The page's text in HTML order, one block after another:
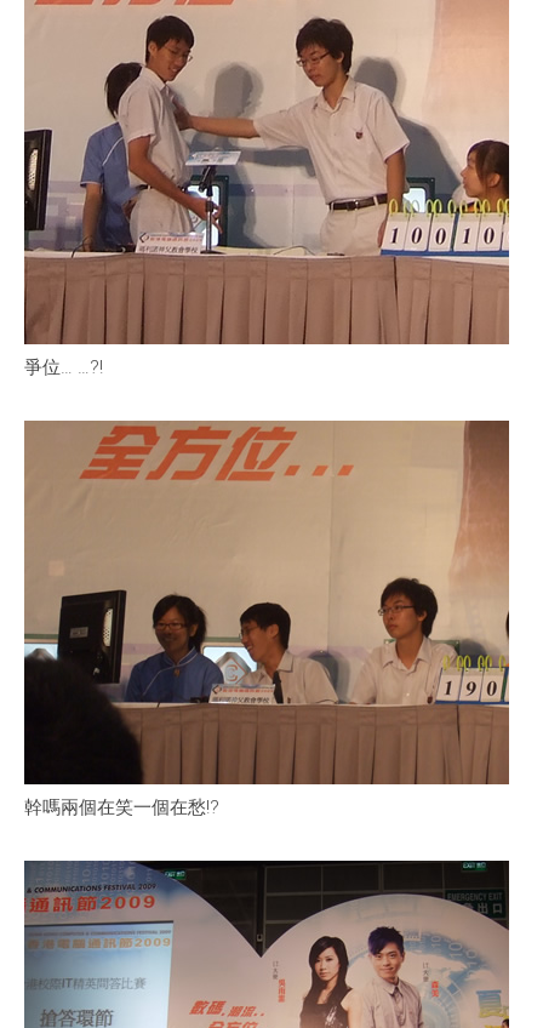
爭位… …?!
幹嗎兩個在笑一個在愁!?